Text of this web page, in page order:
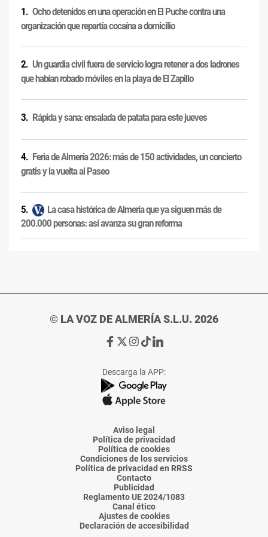
Ocho detenidos en una operación en El Puche contra una
organización que repartía cocaína a domicilio
Un guardia civil fuera de servicio logra retener a dos ladrones
que habían robado móviles en la playa de El Zapillo
Rápida y sana: ensalada de patata para este jueves
Feria de Almería 2026: más de 150 actividades, un concierto
gratis y la vuelta al Paseo
La casa histórica de Almería que ya siguen más de
200.000 personas: así avanza su gran reforma
© LA VOZ DE ALMERÍA S.L.U. 2026
Ir
de
La
Voz
Almería
Ir
de
La
Voz
Almería
Ir
de
La
Voz
Almería
Ir
de
La
Voz
Almería
Ir
de
La
Voz
Descarga la APP:
Aviso legal
Política de privacidad
Política de cookies
Condiciones de los servicios
Política de privacidad en RRSS
Contacto
Publicidad
Reglamento UE 2024/1083
Canal ético
Ajustes de cookies
Declaración de accesibilidad